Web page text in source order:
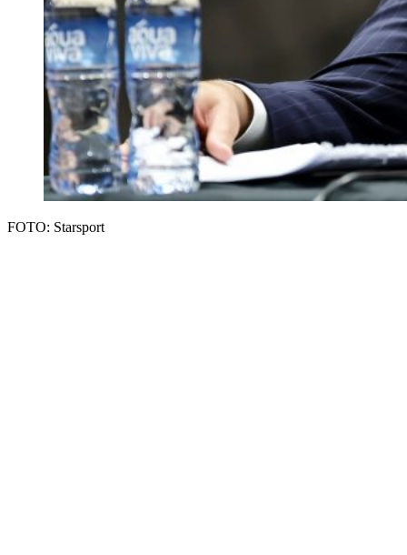
FOTO: Starsport